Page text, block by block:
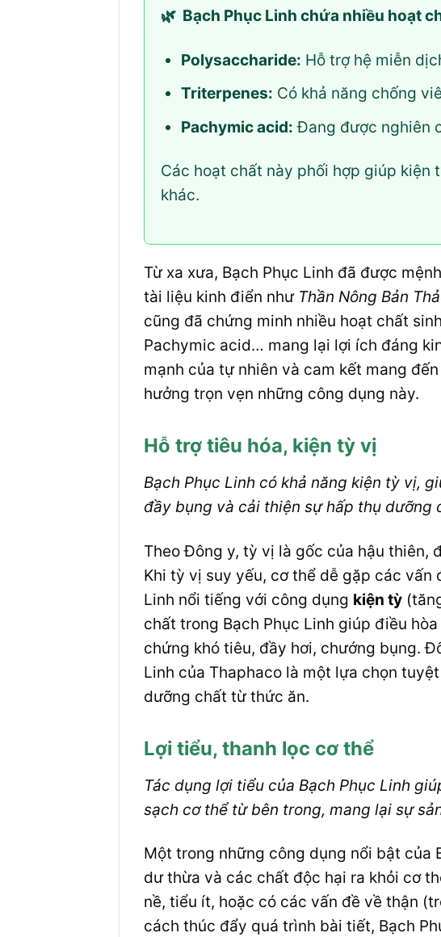
🌿 Bạch Phục Linh chứa nhiều hoạt
Polysaccharide: Hỗ trợ hệ miễn
Triterpenes: Có khả năng chống
Pachymic acid: Đang được nghiên
Các hoạt chất này phối hợp giúp kiện
khác.
Từ xa xưa, Bạch Phục Linh đã được
tài liệu kinh điển như Thần Nông Bản
cũng đã chứng minh nhiều hoạt chất
Pachymic acid… mang lại lợi ích đáng
mạnh của tự nhiên và cam kết mang
hưởng trọn vẹn những công dụng này.
Hỗ trợ tiêu hóa, kiện tỳ vị
Bạch Phục Linh có khả năng kiện tỳ vị,
đầy bụng và cải thiện sự hấp thụ dưỡng
Theo Đông y, tỳ vị là gốc của hậu thiên,
Khi tỳ vị suy yếu, cơ thể dễ gặp các vấn
Linh nổi tiếng với công dụng kiện tỳ
chất trong Bạch Phục Linh giúp điều
chứng khó tiêu, đầy hơi, chướng bụng.
Linh của Thaphaco là một lựa chọn
dưỡng chất từ thức ăn.
Lợi tiểu, thanh lọc cơ thể
Tác dụng lợi tiểu của Bạch Phục Linh
sạch cơ thể từ bên trong, mang lại sự
Một trong những công dụng nổi bật của
dư thừa và các chất độc hại ra khỏi cơ
nề, tiểu ít, hoặc có các vấn đề về thận
cách thúc đẩy quá trình bài tiết, Bạch